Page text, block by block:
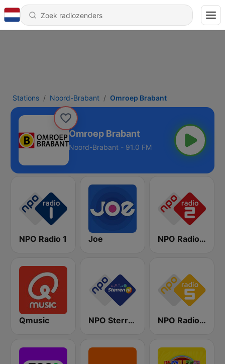
Stations Noord-Brabant Omroep Brabant
Omroep Brabant
Noord-Brabant - 91.0 FM
NPO Radio 1 Joe NPO Radio 2
Qmusic NPO Sterren NPO Radio 5